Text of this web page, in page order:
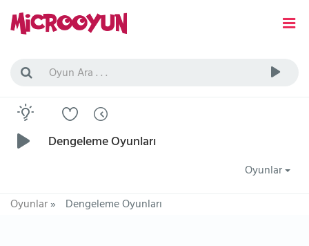
Dengeleme Oyunları
Oyunlar
Oyunlar» Dengeleme Oyunları